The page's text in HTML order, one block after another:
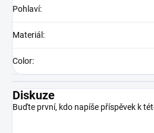
Pohlaví:
Materiál :
Color:
Diskuze
Buďte první, kdo napíše příspěvek k